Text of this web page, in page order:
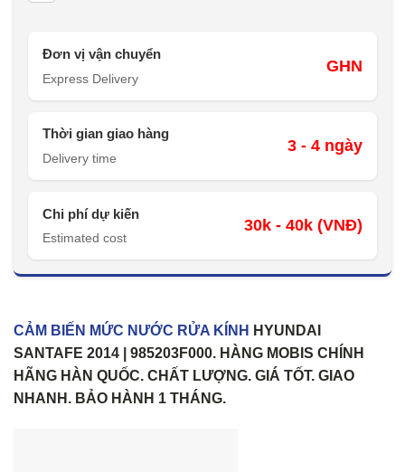
Đơn vị vận chuyển
Express Delivery
GHN
Thời gian giao hàng
Delivery time
3 - 4 ngày
Chi phí dự kiến
Estimated cost
30k - 40k (VNĐ)
CẢM BIẾN MỨC NƯỚC RỬA KÍNH HYUNDAI
SANTAFE 2014 | 985203F000. HÀNG MOBIS CHÍNH
HÃNG HÀN QUỐC. CHẤT LƯỢNG. GIÁ TỐT. GIAO
NHANH. BẢO HÀNH 1 THÁNG.